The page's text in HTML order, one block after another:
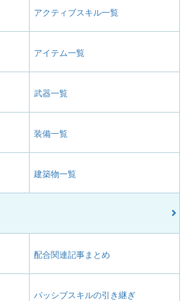
アクティブスキル一覧
アイテム一覧
武器一覧
装備一覧
建築物一覧
配合関連記事まとめ
パッシブスキルの引き継ぎ